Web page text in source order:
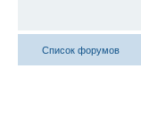
Список форумов